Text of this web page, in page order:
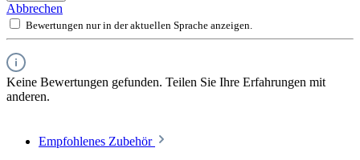
Abbrechen
Bewertungen nur in der aktuellen Sprache anzeigen.
Keine Bewertungen gefunden. Teilen Sie Ihre Erfahrungen mit
anderen.
Empfohlenes Zubehör